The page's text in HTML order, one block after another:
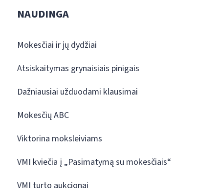
NAUDINGA
Mokesčiai ir jų dydžiai
Atsiskaitymas grynaisiais pinigais
Dažniausiai užduodami klausimai
Mokesčių ABC
Viktorina moksleiviams
VMI kviečia į „Pasimatymą su mokesčiais“
VMI turto aukcionai